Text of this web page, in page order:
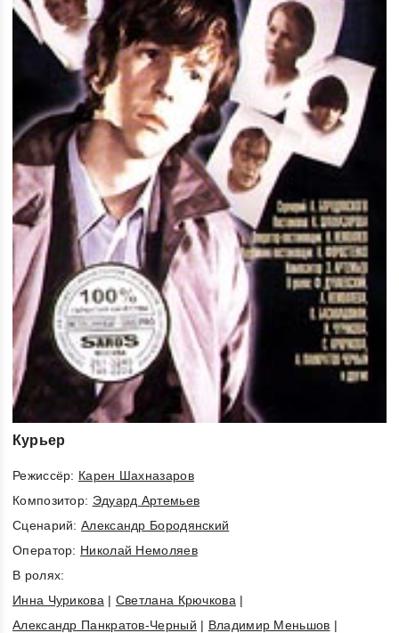
Курьер
Режиссёр: Карен Шахназаров
Композитор: Эдуард Артемьев
Cценарий: Александр Бородянский
Оператор: Николай Немоляев
В ролях:
Инна Чурикова | Светлана Крючкова |
Александр Панкратов-Черный | Владимир Меньшов |